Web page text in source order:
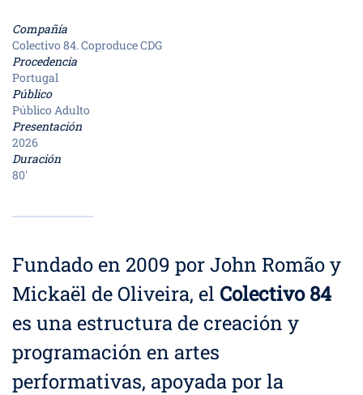
Compañía
Colectivo 84. Coproduce CDG
Procedencia
Portugal
Público
Público Adulto
Presentación
2026
Duración
80'
Fundado en 2009 por John Romão y
Mickaël de Oliveira, el Colectivo 84
es una estructura de creación y
programación en artes
performativas, apoyada por la